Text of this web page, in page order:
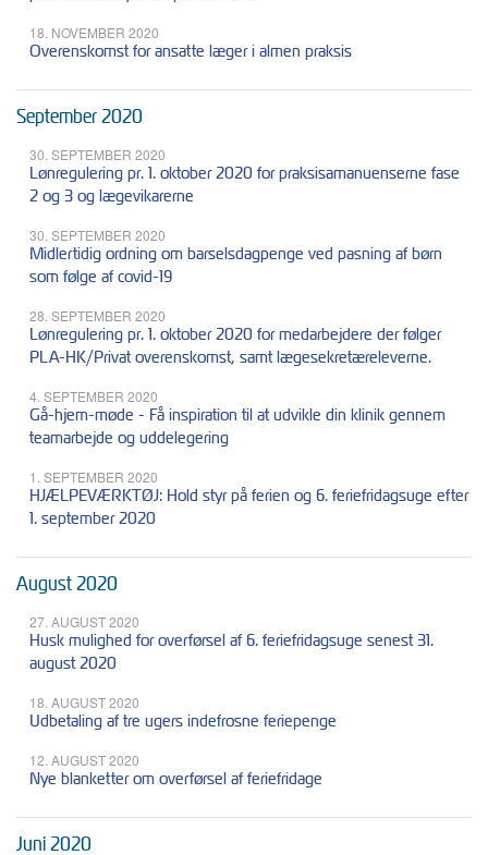
18. NOVEMBER 2020
Overenskomst for ansatte læger i almen praksis
September 2020
30. SEPTEMBER 2020
Lønregulering pr. 1. oktober 2020 for praksisamanuenserne fase
2 og 3 og lægevikarerne
30. SEPTEMBER 2020
Midlertidig ordning om barselsdagpenge ved pasning af børn
som følge af covid-19
28. SEPTEMBER 2020
Lønregulering pr. 1. oktober 2020 for medarbejdere der følger
PLA-HK/Privat overenskomst, samt lægesekretæreleverne.
4. SEPTEMBER 2020
Gå-hjem-møde - Få inspiration til at udvikle din klinik gennem
teamarbejde og uddelegering
1. SEPTEMBER 2020
HJÆLPEVÆRKTØJ: Hold styr på ferien og 6. feriefridagsuge efter
1. september 2020
August 2020
27. AUGUST 2020
Husk mulighed for overførsel af 6. feriefridagsuge senest 31.
august 2020
18. AUGUST 2020
Udbetaling af tre ugers indefrosne feriepenge
12. AUGUST 2020
Nye blanketter om overførsel af feriefridage
Juni 2020